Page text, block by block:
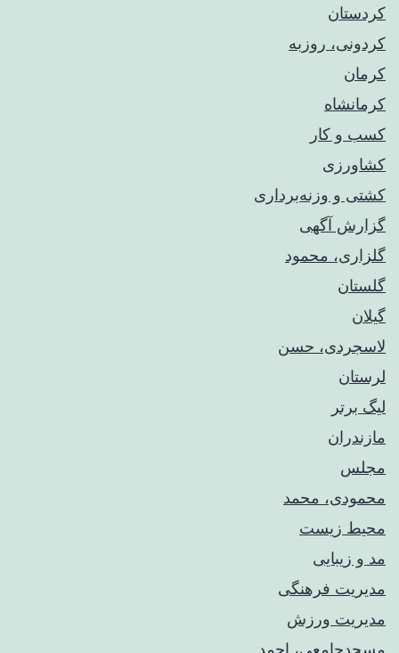
کردستان
کردونی، روزبه
کرمان
کرمانشاه
کسب و کار
کشاورزی
کشتی و وزنه‌برداری
گزارش آگهی
گلزاری، محمود
گلستان
گیلان
لاسجردی، حسن
لرستان
لیگ برتر
مازندران
مجلس
محمودی، محمد
محیط زیست
مد و زیبایی
مدیریت فرهنگی
مدیریت ورزش
مسجدجامعی، احمد